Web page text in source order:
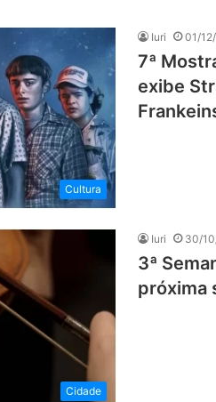
Cultura
Iuri 01/
7ª
exibe
Cidade
Iuri 30/
3ª
próxima